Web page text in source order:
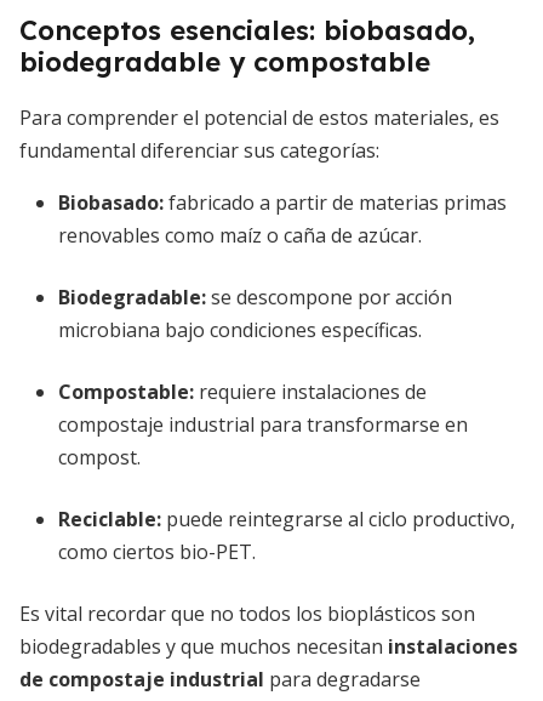
Conceptos esenciales: biobasado,
biodegradable y compostable
Para comprender el potencial de estos materiales, es
fundamental diferenciar sus categorías:
Biobasado:fabricado a partir de materias primas
renovables como maíz o caña de azúcar.
Biodegradable:se descompone por acción
microbiana bajo condiciones específicas.
Compostable: requiere instalaciones de
compostaje industrial para transformarse en
compost.
Reciclable: puede reintegrarse al ciclo productivo,
como ciertos bio-PET.
Es vital recordar que no todos los bioplásticos son
biodegradables y que muchos necesitan instalaciones
de compostaje industrial para degradarse